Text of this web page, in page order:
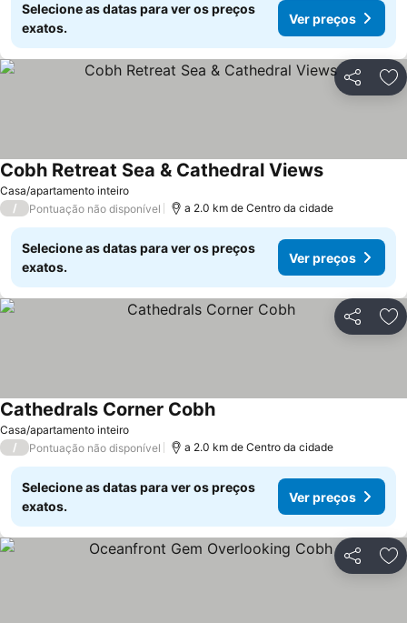
Selecione as datas para ver os preços
exatos.
Ver preços
Partilhar
Casa/apartamento inteiro
Cobh Retreat Sea & Cathedral Views
/ Pontuação não disponível a 2.0 km de Centro da cidade
Selecione as datas para ver os preços
exatos.
Ver preços
Partilhar
Casa/apartamento inteiro
Cathedrals Corner Cobh
/ Pontuação não disponível a 2.0 km de Centro da cidade
Selecione as datas para ver os preços
exatos.
Ver preços
Partilhar